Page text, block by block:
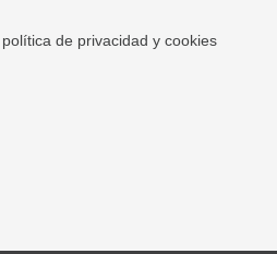
de privacidad y cookies